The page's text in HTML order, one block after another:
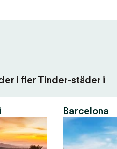
i fler Tinder-städer i
Barcelona